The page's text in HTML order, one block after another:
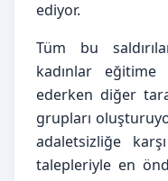
ediyor.
Tüm bu
kadınlar eğitime
ederken diğer
grupları
adaletsizliğe
talepleriyle en